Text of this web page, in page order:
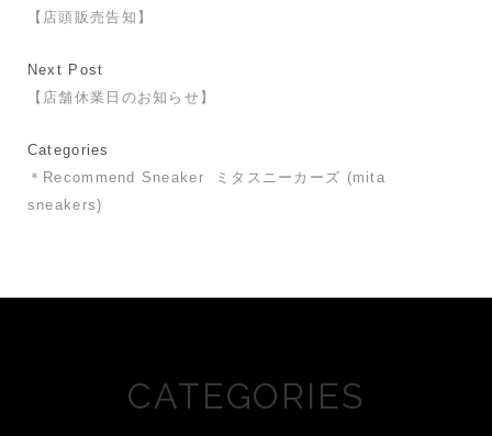
【店頭販売告知】
Next Post
【店舗休業日のお知らせ】
Categories
＊Recommend Sneaker
ミタスニーカーズ (mita
sneakers)
CATEGORIES